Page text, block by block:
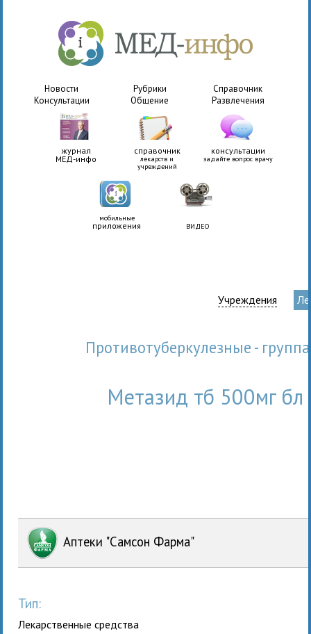
Новости Рубрики
Справочник
Консультации
Общение Развлечения
журнал
МЕД-инфо
справочник
лекарств и
учреждений
консультации
задайте вопрос врачу
мобильные
приложения ВИДЕО
Учреждения
Противотуберкулезные -
Метазид тб 500мг
Аптеки "Самсон Фарма"
Тип:
Лекарственные средства